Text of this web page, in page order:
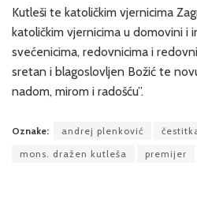
Kutleši te katoličkim vjernicima
katoličkim vjernicima u domovini i
svećenicima, redovnicima i
sretan i blagoslovljen Božić te
nadom, mirom i radošću”.
Oznake: andrej plenković
mons. dražen kutleša
premijer